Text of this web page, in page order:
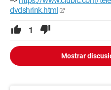
dvdshrink.html
1
Mostrar